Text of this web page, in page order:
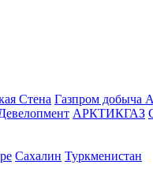
Стена Газпром добыча
АРКТИКГАЗ
Сахалин Туркменистан